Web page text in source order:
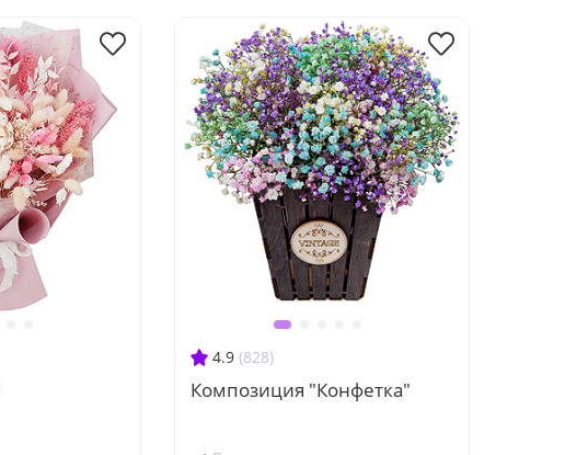
4.9 (828)
Композиция "Конфетка"